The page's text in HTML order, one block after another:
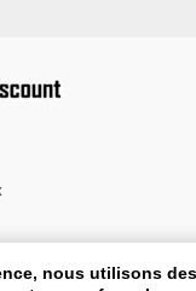
nous utilisons